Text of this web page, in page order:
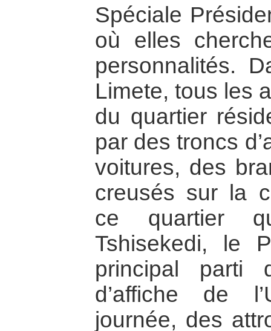
Spéciale
où elles
personnalités.
Limete, tous les
du quartier
par des troncs
voitures, des
creusés sur la
ce quartier
Tshisekedi, le
principal parti
d’affiche de
journée, des